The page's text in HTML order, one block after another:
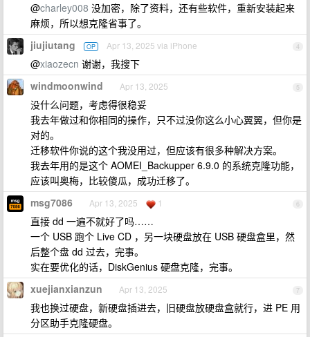
@charley008 没加密，除了资料，还有些软件，重新安装起来
麻烦，所以想克隆省事了。
4
jiujiutang OP Apr 13, 2025 via iPhone
@xiaozecn 谢谢，我搜下
5
windmoonwind Apr 13, 2025
没什么问题，考虑得很稳妥
我去年做过和你相同的操作，只不过没你这么小心翼翼，但你是
对的。
迁移软件你说的这个我没用过，但应该有很多种解决方案。
我去年用的是这个 AOMEI_Backupper 6.9.0 的系统克隆功能，
应该叫奥梅，比较傻瓜，成功迁移了。
6
msg7086 Apr 13, 2025 1
直接 dd 一遍不就好了吗……
一个 USB 跑个 Live CD ，另一块硬盘放在 USB 硬盘盒里，然
后整个盘 dd 过去，完事。
实在要优化的话，DiskGenius 硬盘克隆，完事。
7
xuejianxianzun Apr 13, 2025
我也换过硬盘，新硬盘插进去，旧硬盘放硬盘盒就行，进 PE 用
分区助手克隆硬盘。